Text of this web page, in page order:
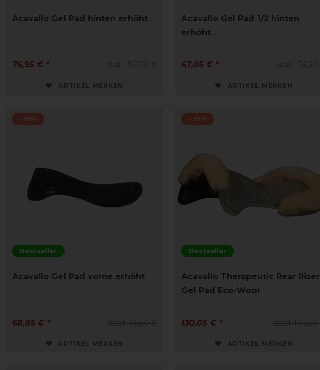
Acavallo Gel Pad hinten erhöht
76,95 € *
ARTIKEL MERKEN
Acavallo Gel Pad 1/2 hinten
erhöht
67,05 € *
ARTIKEL MERKEN
Bestseller
-10%
Acavallo Gel Pad vorne erhöht
68,85 € *
ARTIKEL MERKEN
Bestseller
-10%
Acavallo Therapeutic Rear Riser
Gel Pad Eco-Wool
130,05 € *
ARTIKEL MERKEN